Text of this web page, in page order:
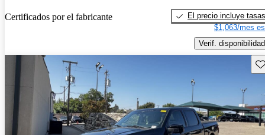
Certificados por el fabricante
El precio incluye tasas
$1,063/mes
Verif. disponibilidad